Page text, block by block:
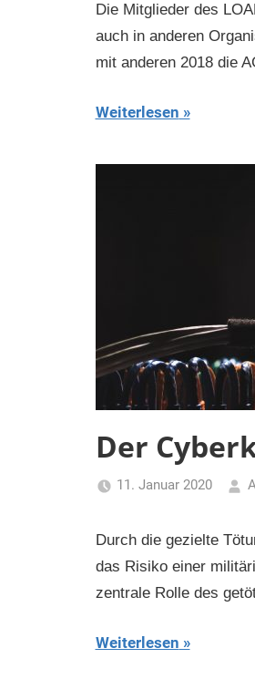
Die Mitglieder des
auch in anderen
mit anderen 2018 die
Weiterlesen
Der
11. Januar 2020
Durch die gezielte
das Risiko einer
zentrale Rolle des
Weiterlesen